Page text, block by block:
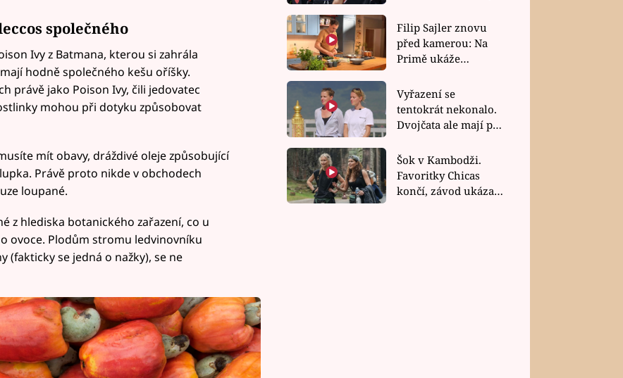
společného
Ivy z Batmana, kterou si zahrála
hodně společného kešu oříšky.
právě jako Poison Ivy, čili jedovatec
mohou při dotyku způsobovat
mít obavy, dráždivé oleje způsobující
Právě proto nikde v obchodech
loupané.
z hlediska botanického zařazení, co u
ovoce. Plodům stromu ledvinovníku
(fakticky se jedná o nažky), se ne
Filip Sajler znovu
před kamerou: Na
Primě ukáže
rychlé recepty
Vyřazení se
tentokrát nekonalo.
Dvojčata ale mají po
závodu nůž na krku
Šok v Kambodži.
Favoritky Chicas
končí, závod ukázal